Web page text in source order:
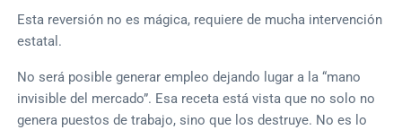
Esta reversión no es mágica, requiere de mucha intervención
estatal.
No será posible generar empleo dejando lugar a la “mano
invisible del mercado”. Esa receta está vista que no solo no
genera puestos de trabajo, sino que los destruye. No es lo